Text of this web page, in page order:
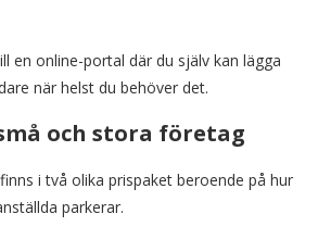
en online-portal där du själv kan lägga
när helst du behöver det.
och stora företag
finns i två olika prispaket beroende på hur
parkerar.